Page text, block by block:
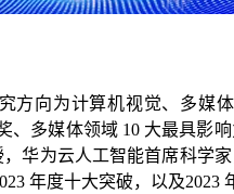
方向为计算机视觉、多媒
、多媒体领域 10 大最具
华为云人工智能首席科学
年度十大突破，以及2023